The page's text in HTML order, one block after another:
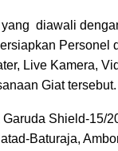
diawali
Personel
Live Kamera,
Giat tersebut.
Garuda Shield-15/
Baturaja,